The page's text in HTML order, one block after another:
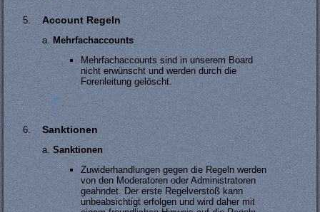
Account Regeln
Mehrfachaccounts
Mehrfachaccounts sind in unserem Board
nicht erwünscht und werden durch die
Forenleitung gelöscht.
#
Sanktionen
Sanktionen
Zuwiderhandlungen gegen die Regeln werden
von den Moderatoren oder Administratoren
geahndet. Der erste Regelverstoß kann
unbeabsichtigt erfolgen und wird daher mit